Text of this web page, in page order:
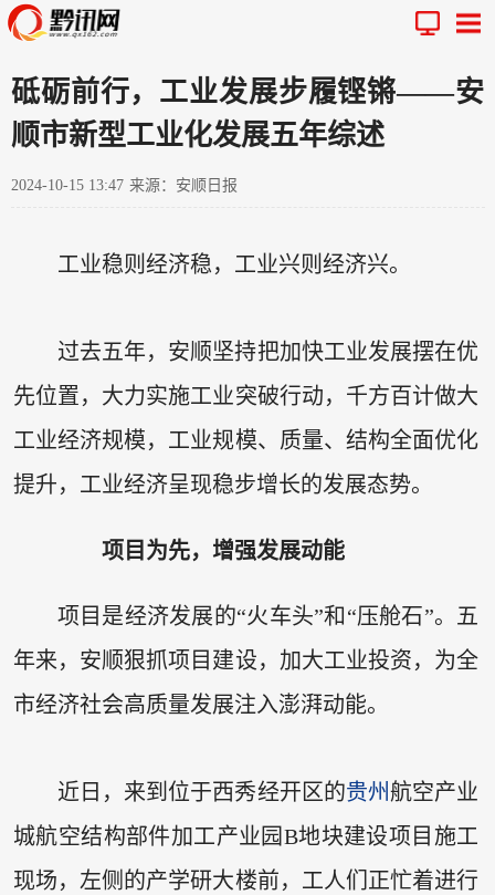
砥砺前行，工业发展步履铿锵——安
顺市新型工业化发展五年综述
2024-10-15 13:47 来源：安顺日报
工业稳则经济稳，工业兴则经济兴。
过去五年，安顺坚持把加快工业发展摆在优
先位置，大力实施工业突破行动，千方百计做大
工业经济规模，工业规模、质量、结构全面优化
提升，工业经济呈现稳步增长的发展态势。
项目为先，增强发展动能
项目是经济发展的“火车头”和“压舱石”。五
年来，安顺狠抓项目建设，加大工业投资，为全
市经济社会高质量发展注入澎湃动能。
近日，来到位于西秀经开区的贵州航空产业
城航空结构部件加工产业园B地块建设项目施工
现场，左侧的产学研大楼前，工人们正忙着进行